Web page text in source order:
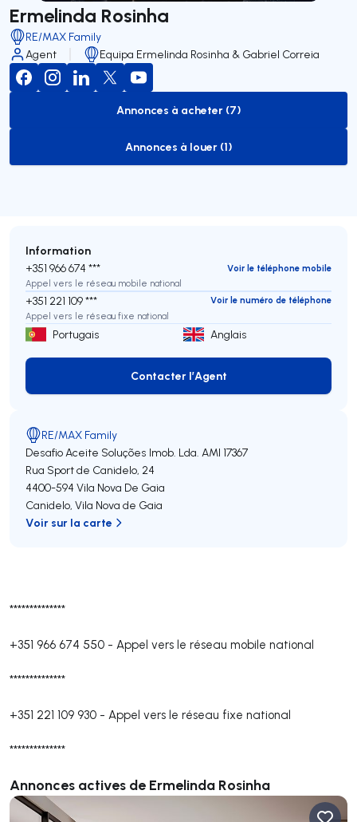
Ermelinda Rosinha
RE/MAX Family
Agent
Equipa Ermelinda Rosinha & Gabriel Correia
to-buy-listing
Annonces à acheter (7)
to-rent-listing
Annonces à louer (1)
**************
+351 966 674 550 - Appel vers le réseau mobile national
**************
+351 221 109 930 - Appel vers le réseau fixe national
**************
Annonces actives de Ermelinda Rosinha
Information
+351 966 674 ***
Voir le téléphone mobile
Appel vers le réseau mobile national
+351 221 109 ***
Voir le numéro de téléphone
Appel vers le réseau fixe national
Portugais Anglais
Contacter l’Agent
Contacter l’Agent
RE/MAX Family
Desafio Aceite Soluções Imob. Lda. AMI 17367
Rua Sport de Canidelo, 24
4400-594 Vila Nova De Gaia
Canidelo, Vila Nova de Gaia
Voir sur la carte